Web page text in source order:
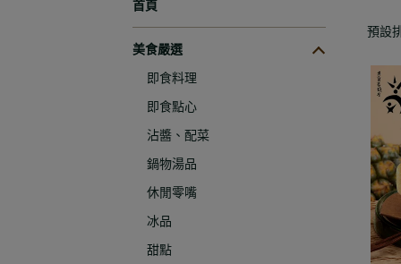
首頁
美食嚴選
即食料理
即食點心
沾醬、配菜
鍋物湯品
休閒零嘴
冰品
甜點
預設